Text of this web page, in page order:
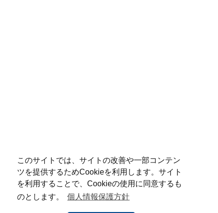
このサイトでは、サイトの改善や一部コンテン
ツを提供するためCookieを利用します。サイト
を利用することで、Cookieの使用に同意するも
のとします。
個人情報保護方針